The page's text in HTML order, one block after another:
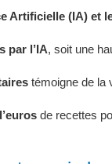
Artificielle (IA) et
par l’IA, soit une
témoigne de la
de recettes